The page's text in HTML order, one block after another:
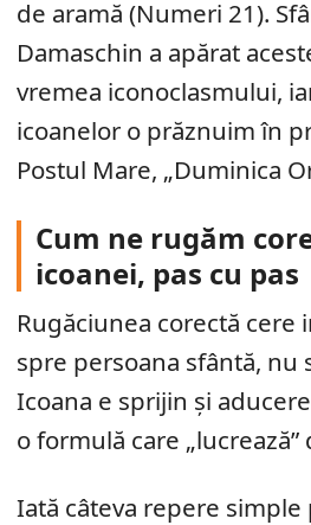
de aramă (Numeri 21).
Damaschin a apărat
vremea iconoclasmului,
icoanelor o prăznuim în
Postul Mare, „Duminica
Cum ne rugăm
icoanei, pas cu pas
Rugăciunea corectă cere
spre persoana sfântă, nu
Icoana e sprijin și
o formulă care „lucrează”
Iată câteva repere